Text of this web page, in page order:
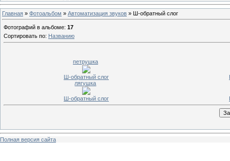
Главная » Фотоальбом » Автоматизация звуков » Ш-обратный слог
Фотографий в альбоме: 17
Сортировать по: Названию
петрушка
Ш-обратный слог
лягушка
Ш-обратный слог
Полная версия сайта